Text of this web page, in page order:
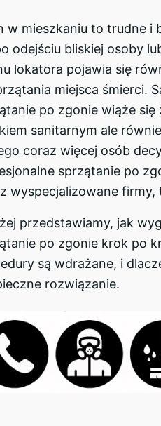
w mieszkaniu to trudne i
odejściu bliskiej osoby
lokatora pojawia się
miejsca śmierci.
po zgonie wiąże się
sanitarnym ale
coraz więcej osób
sprzątanie po
wyspecjalizowane firmy,
przedstawiamy, jak
po zgonie krok po
są wdrażane, i
rozwiązanie.